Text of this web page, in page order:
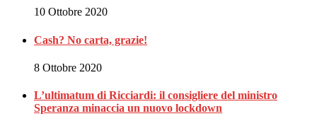
10 Ottobre 2020
Cash? No carta, grazie!
8 Ottobre 2020
L’ultimatum di Ricciardi: il consigliere del ministro
Speranza minaccia un nuovo lockdown